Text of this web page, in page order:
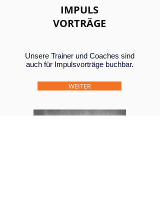
IMPULS
VORTRÄGE
Unsere Trainer und Coaches sind
auch für Impulsvorträge buchbar.
WEITER